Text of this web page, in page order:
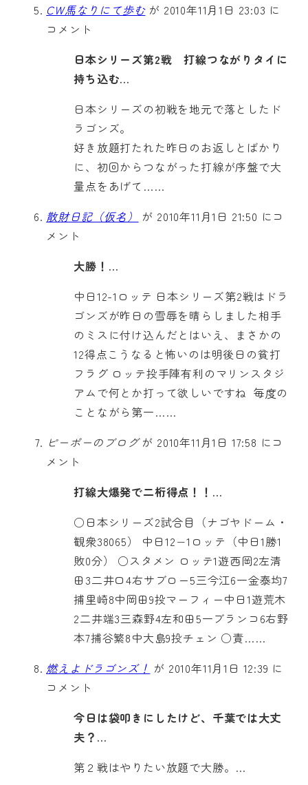
CW馬なりにて歩むが 2010年11月1日 23:03 に
コメント
日本シリーズ第2戦 打線つながりタイに
持ち込む…
日本シリーズの初戦を地元で落としたド
ラゴンズ。
好き放題打たれた昨日のお返しとばかり
に、初回からつながった打線が序盤で大
量点をあげて……
散財日記（仮名）
が 2010年11月1日 21:50 にコ
メント
大勝！…
中日12-1ロッテ 日本シリーズ第2戦はドラ
ゴンズが昨日の雪辱を晴らしました相手
のミスに付け込んだとはいえ、まさかの
12得点こうなると怖いのは明後日の貧打
フラグ ロッテ投手陣有利のマリンスタジ
アムで何とか打って欲しいですね 毎度の
ことながら第一……
ピーポーのブログが 2010年11月1日 17:58 にコ
メント
打線大爆発で二桁得点！！…
○日本シリーズ2試合目（ナゴヤドーム・
観衆38065） 中日12−1ロッテ（中日1勝1
敗0分） ○スタメン ロッテ1遊西岡2左清
田3二井口4右サブロー5三今江6一金泰均7
捕里崎8中岡田9投マーフィー中日1遊荒木
2二井端3三森野4左和田5一ブランコ6右野
本7捕谷繁8中大島9投チェン ○責……
燃えよドラゴンズ！ が 2010年11月1日 12:39 に
コメント
今日は袋叩きにしたけど、千葉では大丈
夫？…
第２戦はやりたい放題で大勝。…